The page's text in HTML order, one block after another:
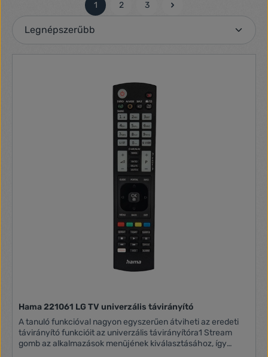
Oldal
1
Oldal
2
Oldal
3
Hama 221061 LG TV univerzális távirányító
A tanuló funkcióval nagyon egyszerűen átviheti az eredeti
távirányító funkcióit az univerzális távirányítóra1 Stream
gomb az alkalmazások menüjének kiválasztásához, így